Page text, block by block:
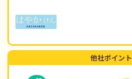
他社ポイント